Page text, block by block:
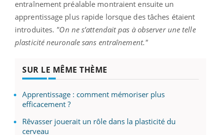
entraînement préalable montraient ensuite un
apprentissage plus rapide lorsque des tâches étaient
introduites. "On ne s’attendait pas à observer une telle
plasticité neuronale sans entraînement."
SUR LE MÊME THÈME
Apprentissage : comment mémoriser plus
efficacement ?
Rêvasser jouerait un rôle dans la plasticité du
cerveau